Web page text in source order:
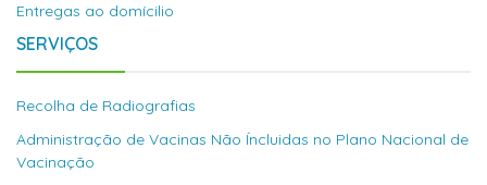
Entregas ao domícilio
SERVIÇOS
Recolha de Radiografias
Administração de Vacinas Não Íncluidas no Plano Nacional de
Vacinação